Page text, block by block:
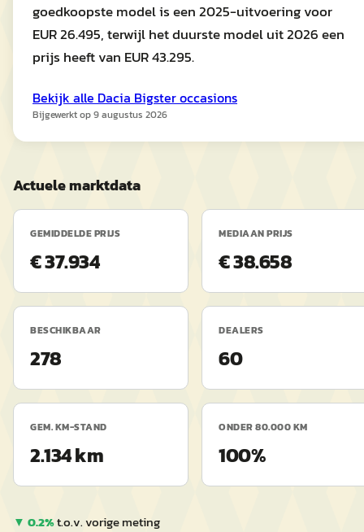
goedkoopste model is een 2025-uitvoering voor
EUR 26.495, terwijl het duurste model uit 2026 een
prijs heeft van EUR 43.295.
Bekijk alle Dacia Bigsteroccasions
Bijgewerkt op9 augustus 2026
Actuele marktdata
GEMIDDELDE PRIJS
€ 37.934
MEDIAAN PRIJS
€ 38.658
BESCHIKBAAR
278
DEALERS
60
GEM. KM-STAND
2.134 km
ONDER 80.000 KM
100%
▼ 0.2%t.o.v. vorige meting